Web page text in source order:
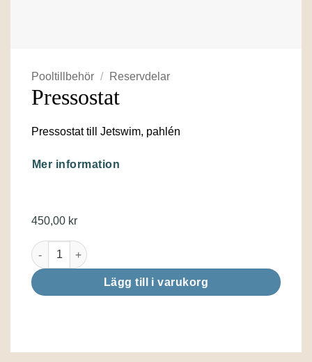
Pooltillbehör / Reservdelar
Pressostat
Pressostat till Jetswim, pahlén
Mer information
450,00 kr
Pressostat mängd
Lägg till i varukorg